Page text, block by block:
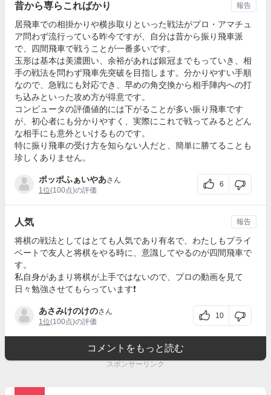
昔から専らこればかり
居飛車での相掛かりや横歩取りといった戦法がプロ・アマチュ
ア問わず流行っている昨今ですが、自分は昔から振り飛車派
で、四間飛車で戦うことが一番多いです。
玉形は基本は美濃囲い、余裕があれば銀冠までもっていき、相
手の戦法を問わず飛車先突破を目指します。分かりやすい手順
なので、急戦にも対応でき、早めの角交換から相手陣内への打
ち込みといった攻め方が得意です。
コンピュータの評価値的には下がることが多い振り飛車です
が、初心者にも分かりやすく、実際にこれで戦ってみるとどん
な相手にも意外といけるものです。
特に振り飛車の受け方を知らない人だと、簡単に勝てることも
珍しくありません。
ポッポふぁいやあさん
1位(100点)の評価
6
報告
人気
将棋の戦法としてはとても人気であり有名で、わたしもプライ
ベートで友人と将棋をやる時に、意識してやるのが四間飛車で
す。
私自身があまり将棋が上手ではないので、プロの動画を見て
日々勉強させてもらっています❗
あさみけのけのさん
1位(100点)の評価
10
報告
コメントをもっと読む
スポンサーリンク